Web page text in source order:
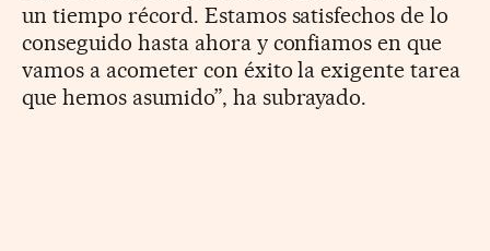
un tiempo récord. Estamos satisfechos de lo
conseguido hasta ahora y confiamos en que
vamos a acometer con éxito la exigente tarea
que hemos asumido”, ha subrayado.